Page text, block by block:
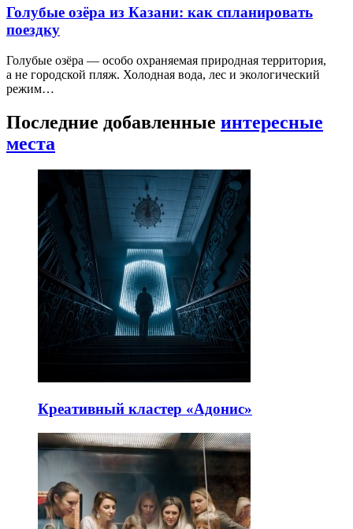
Голубые озёра из Казани: как спланировать
поездку
Голубые озёра — особо охраняемая природная территория,
а не городской пляж. Холодная вода, лес и экологический
режим…
Последние добавленные интересные
места
Креативный кластер «Адонис»